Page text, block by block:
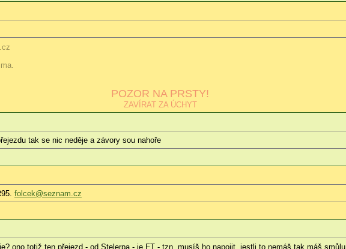
POZOR NA PRSTY!
ZAVÍRAT ZA ÚCHYT
tak se nic neděje a závory sou nahoře
folcek@seznam.cz
ono totiž ten přejezd - od Stelerpa - je FT - tzn. musíš ho napojit, jestli to nemáš tak máš smůlu